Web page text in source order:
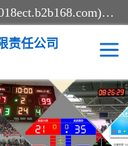
北京易彩通科技有限责任公司(2018ect.b2b168.com)主要提供陕西计时记分系统，全国统一热线：15611947915.北京易彩通科技有限责任公司有一支长期从事智能控制系统研发的高素质的队伍，具有嵌入式系统，视频系统、通信系统、网络系统，体育计时系统的知识和技能。强力打造体育比赛计时计分系统、智能升降旗系统、标准时钟系统、赛事编排及信息发布系统，为用户提供较新的，较廉价的，应用解决方案。
责任公司
计时系统